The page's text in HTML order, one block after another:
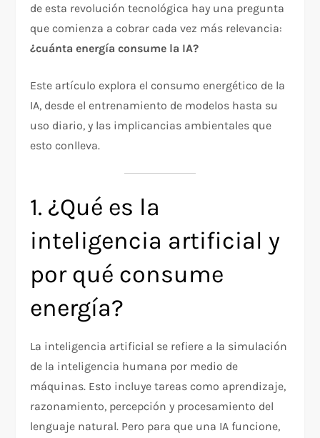
de esta revolución tecnológica hay una pregunta
que comienza a cobrar cada vez más relevancia:
¿cuánta energía consume la IA?
Este artículo explora el consumo energético de la
IA, desde el entrenamiento de modelos hasta su
uso diario, y las implicancias ambientales que
esto conlleva.
1. ¿Qué es la
inteligencia artificial y
por qué consume
energía?
La inteligencia artificial se refiere a la simulación
de la inteligencia humana por medio de
máquinas. Esto incluye tareas como aprendizaje,
razonamiento, percepción y procesamiento del
lenguaje natural. Pero para que una IA funcione,